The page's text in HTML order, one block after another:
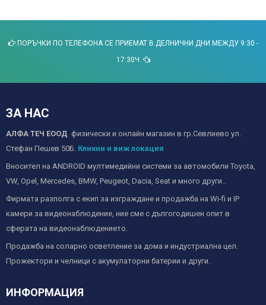
ПОРЪЧКИ ПО ТЕЛЕФОНА СЕ ПРИЕМАТ В ДЕЛНИЧНИ ДНИ МЕЖДУ 9:30 -
17:30Ч.
ЗА НАС
АЛФА ТЕЧ ЕООД физически и онлайн магазин в гр.Севлиево ул.
Стефан Пешев 50Б. Кликни и виж локация
Вносител на ANDROID мултимедийни системи за автомобили Toyota,
VW, Opel, Mercedes, BMW, Peugeot, Dacia, Seat и много други..
Фирмата разполга с екип за изграждане и продажба на Wi-fi и IP
камери за видеонаблюдение, ние сме с дългогодишен опит в
сферата на видеонаблюдението.
Продажба на соларно осветление за дома и индустриална цел.
Прожектори и челници с акумулаторни батерии и други.
ИНФОРМАЦИЯ